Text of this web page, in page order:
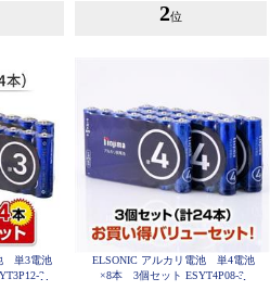
単3電池
2
2位
ELSONIC アルカリ電池 単4電池
×8本 3個セット ESYT4P08-3